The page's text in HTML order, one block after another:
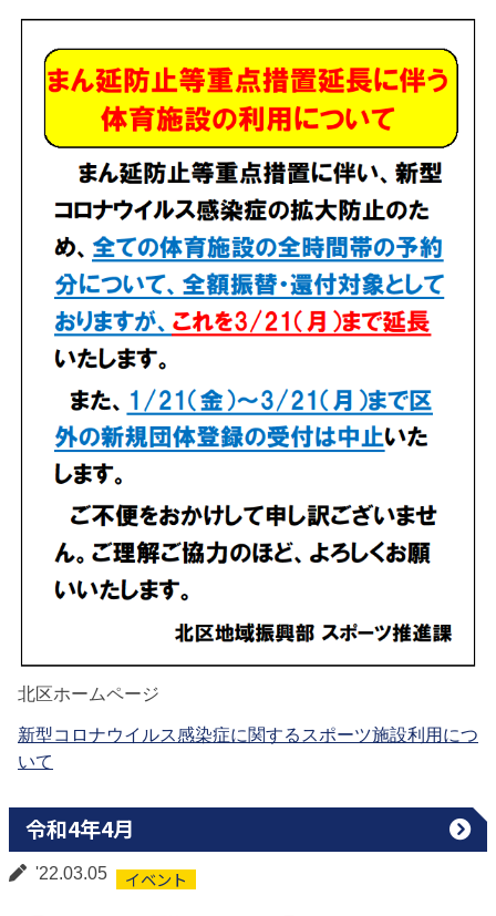
北区ホームページ
新型コロナウイルス感染症に関するスポーツ施設利用につ
いて
令和4年4月
'22.03.05 イベント